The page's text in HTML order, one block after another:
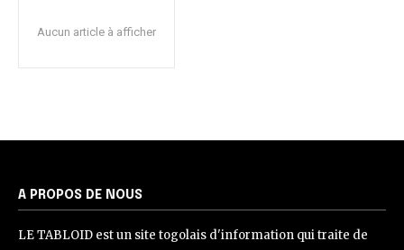
Aucun article à afficher
A PROPOS DE NOUS
LE TABLOID est un site togolais d'information qui traite de